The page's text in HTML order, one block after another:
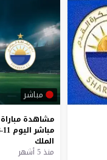
مباشر
مشاهدة مباراة
مباشر اليوم 11-3-2026
الملك
منذ 5 أشهر